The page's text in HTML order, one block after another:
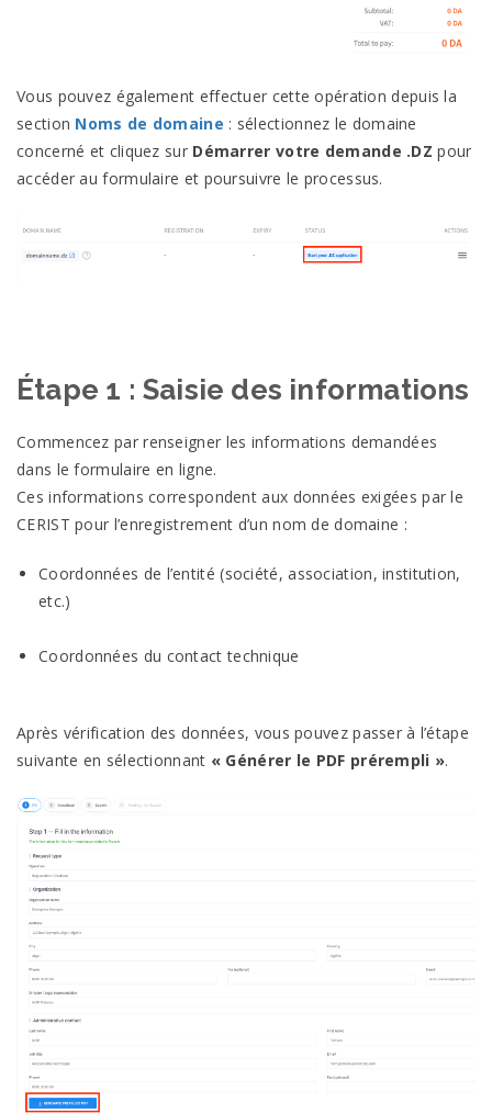
Vous pouvez également effectuer cette opération depuis la
section Noms de domaine : sélectionnez le domaine
concerné et cliquez sur Démarrer votre demande .DZ pour
accéder au formulaire et poursuivre le processus.
Étape 1 : Saisie des informations
Commencez par renseigner les informations demandées
dans le formulaire en ligne.
Ces informations correspondent aux données exigées par le
CERIST pour l’enregistrement d’un nom de domaine :
Coordonnées de l’entité (société, association, institution,
etc.)
Coordonnées du contact technique
Après vérification des données, vous pouvez passer à l’étape
suivante en sélectionnant « Générer le PDF prérempli ».